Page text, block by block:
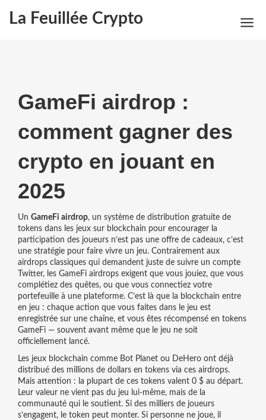
La Feuillée Crypto
GameFi airdrop :
comment gagner des
crypto en jouant en
2025
Un GameFi airdrop, un système de distribution gratuite de
tokens dans les jeux sur blockchain pour encourager la
participation des joueursn’est pas une offre de cadeaux, c’est
une stratégie pour faire vivre un jeu. Contrairement aux
airdrops classiques qui demandent juste de suivre un compte
Twitter, les GameFi airdropsexigent que vous jouiez, que vous
complétiez des quêtes, ou que vous connectiez votre
portefeuille à une plateforme. C’est là que la blockchain entre
en jeu : chaque action que vous faites dans le jeu est
enregistrée sur une chaîne, et vous êtes récompensé en tokens
GameFi— souvent avant même que le jeu ne soit
officiellement lancé.
Les jeux blockchain comme Bot Planet ou DeHero ont déjà
distribué des millions de dollars en tokens via ces airdrops.
Mais attention : la plupart de ces tokens valent 0 $ au départ.
Leur valeur ne vient pas du jeu lui-même, mais de la
communauté qui le soutient. Si des milliers de joueurs
s’engagent, le token peut monter. Si personne ne joue, il